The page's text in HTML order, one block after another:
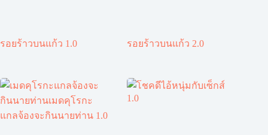
รอยร้าวบนแก้ว 1.0 รอยร้าวบนแก้ว 2.0